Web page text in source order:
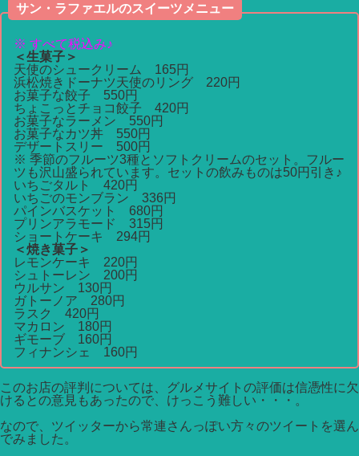
サン・ラファエルのスイーツメニュー
※ すべて税込み♪
＜生菓子＞
天使のシュークリーム 165円
浜松焼きドーナツ天使のリング 220円
お菓子な餃子 550円
ちょこっとチョコ餃子 420円
お菓子なラーメン 550円
お菓子なカツ丼 550円
デザートスリー 500円
※ 季節のフルーツ3種とソフトクリームのセット。フルー
ツも沢山盛られています。セットの飲みものは50円引き♪
いちごタルト 420円
いちごのモンブラン 336円
パインバスケット 680円
プリンアラモード 315円
ショートケーキ 294円
＜焼き菓子＞
レモンケーキ 220円
シュトーレン 200円
ウルサン 130円
ガトーノア 280円
ラスク 420円
マカロン 180円
ギモーブ 160円
フィナンシェ 160円
このお店の評判については、グルメサイトの評価は信憑性に欠
けるとの意見もあったので、けっこう難しい・・・。
なので、ツイッターから常連さんっぽい方々のツイートを選ん
でみました。